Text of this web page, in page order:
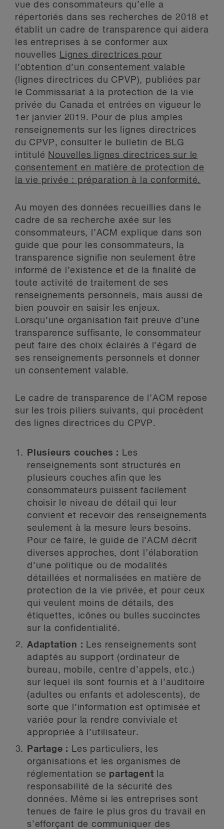
vue des consommateurs qu’elle a
répertoriés dans ses recherches de 2018 et
établit un cadre de transparence qui aidera
les entreprises à se conformer aux
nouvelles Lignes directrices pour
l’obtention d’un consentement valable
(lignes directrices du CPVP), publiées par
le Commissariat à la protection de la vie
privée du Canada et entrées en vigueur le
1er janvier 2019. Pour de plus amples
renseignements sur les lignes directrices
du CPVP, consulter le bulletin de BLG
intitulé Nouvelles lignes directrices sur le
consentement en matière de protection de
la vie privée : préparation à la conformité.
Au moyen des données recueillies dans le
cadre de sa recherche axée sur les
consommateurs, l’ACM explique dans son
guide que pour les consommateurs, la
transparence signifie non seulement être
informé de l’existence et de la finalité de
toute activité de traitement de ses
renseignements personnels, mais aussi de
bien pouvoir en saisir les enjeux.
Lorsqu’une organisation fait preuve d’une
transparence suffisante, le consommateur
peut faire des choix éclairés à l’égard de
ses renseignements personnels et donner
un consentement valable.
Le cadre de transparence de l’ACM repose
sur les trois piliers suivants, qui procèdent
des lignes directrices du CPVP.
Plusieurs couches :
Les
renseignements sont structurés en
plusieurs couches afin que les
consommateurs puissent facilement
choisir le niveau de détail qui leur
convient et recevoir des renseignements
seulement à la mesure leurs besoins.
Pour ce faire, le guide de l’ACM décrit
diverses approches, dont l’élaboration
d’une politique ou de modalités
détaillées et normalisées en matière de
protection de la vie privée, et pour ceux
qui veulent moins de détails, des
étiquettes, icônes ou bulles succinctes
sur la confidentialité.
Adaptation : Les renseignements sont
adaptés au support (ordinateur de
bureau, mobile, centre d’appels, etc.)
sur lequel ils sont fournis et à l’auditoire
(adultes ou enfants et adolescents), de
sorte que l’information est optimisée et
variée pour la rendre conviviale et
appropriée à l’utilisateur.
Partage :
Les particuliers, les
organisations et les organismes de
réglementation se partagent la
responsabilité de la sécurité des
données. Même si les entreprises sont
tenues de faire le plus gros du travail en
s’efforçant de communiquer des